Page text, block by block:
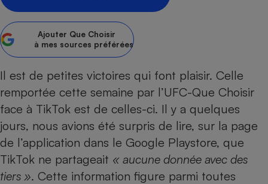
Ajouter Que Choisir
à mes sources préférées
Il est de petites victoires qui font plaisir. Celle
remportée cette semaine par l’UFC-Que Choisir
face à TikTok est de celles-ci. Il y a quelques
jours, nous avions été surpris de lire, sur la page
de l’application dans le Google Playstore, que
TikTok ne partageait « aucune donnée avec des
tiers ». Cette information figure parmi toutes
bouteille
Lave-linge
Téléviseur
Matelas
Antimoustique